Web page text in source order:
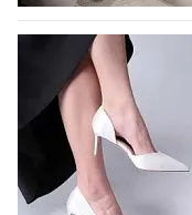
На участие в
подано 1047
На участие в
которая пройдет в
по 1 октября, уже